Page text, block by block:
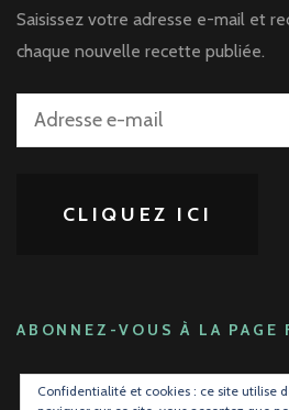
Saisissez votre adresse e-mail et
chaque nouvelle recette publiée.
Adresse
CLIQUEZ ICI
ABONNEZ-VOUS À LA PAGE
Confidentialité et cookies : ce site utilise